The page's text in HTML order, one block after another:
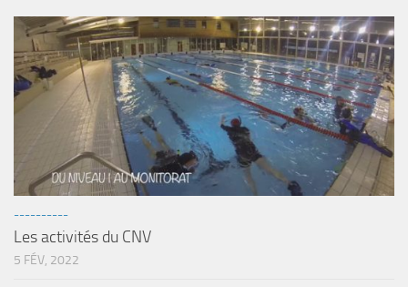
----------
Les activités du CNV
5 FÉV, 2022